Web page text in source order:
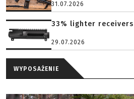
31.07.2026
33% lighter
29.07.2026
WYPOSAŻENIE